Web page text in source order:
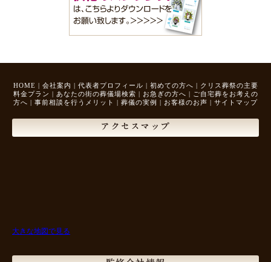
HOME | 会社案内 | 代表者プロフィール | 初めての方へ | クリス葬祭の主要
料金プラン | あなたの街の葬儀場検索 | お急ぎの方へ | ご自宅葬をお考えの
方へ | 事前相談を行うメリット | 葬儀の実例 | お客様のお声 | サイトマップ
アクセスマップ
大きな地図で見る